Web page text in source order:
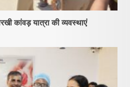
कांवड़ यात्रा की व्यवस्थाएं